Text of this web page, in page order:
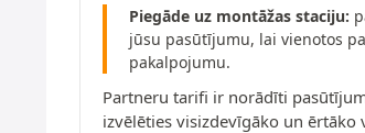
Piegāde uz montāžas staciju:
jūsu pasūtījumu, lai vienotos
pakalpojumu.
Partneru tarifi ir norādīti
izvēlēties visizdevīgāko un ērtāko